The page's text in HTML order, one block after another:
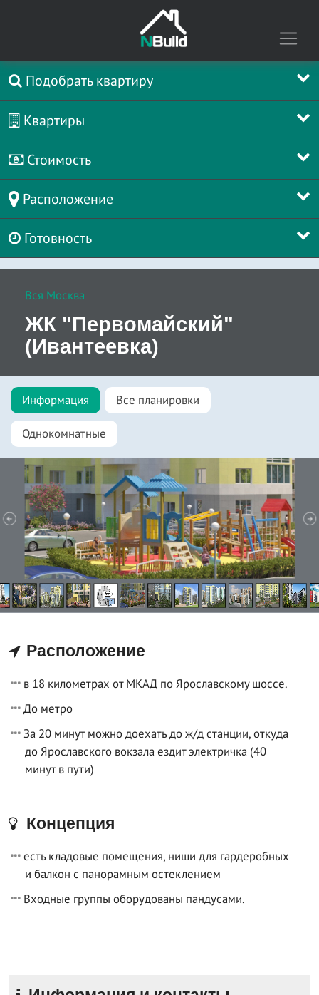
Подобрать квартиру
Квартиры
Стоимость
Расположение
Готовность
Вся Москва
ЖК "Первомайский"
(Ивантеевка)
Информация Все планировки
Однокомнатные
Расположение
в 18 километрах от МКАД по Ярославскому шоссе.
До метро
За 20 минут можно доехать до ж/д станции, откуда
до Ярославского вокзала ездит электричка (40
минут в пути)
Концепция
есть кладовые помещения, ниши для гардеробных
и балкон с панорамным остеклением
Входные группы оборудованы пандусами.